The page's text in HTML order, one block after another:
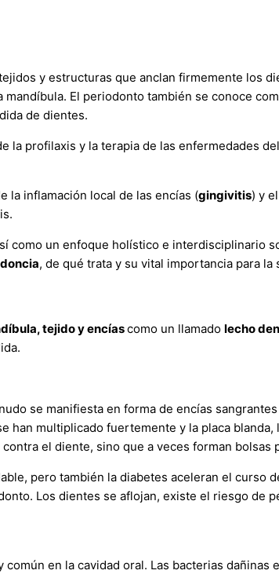
y estructuras que anclan firmemente los
El periodonto también se conoce
de dientes.
la profilaxis y la terapia de las enfermedades
la inflamación local de las encías (gingivitis) y
como un enfoque holístico e interdisciplinario
, de qué trata y su vital importancia para la
tejido y encíascomo un llamado lecho
se manifiesta en forma de encías
han multiplicado fuertemente y la placa blanda,
el diente, sino que a veces forman bolsas
pero también la diabetes aceleran el curso
Los dientes se aflojan, existe el riesgo de
en la cavidad oral. Las bacterias dañinas